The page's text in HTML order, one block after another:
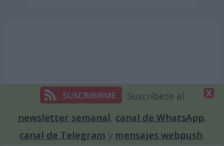
Suscríbete al
newsletter semanal, canal de WhatsApp,
canal de Telegram y mensajes webpush.